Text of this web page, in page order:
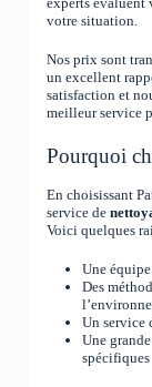
votre situation.
Nos prix sont
un excellent
satisfaction et
meilleur service
Pourquoi
En choisissant
service de
Voici quelques
Une
Des
Un service
Une
spécifiques